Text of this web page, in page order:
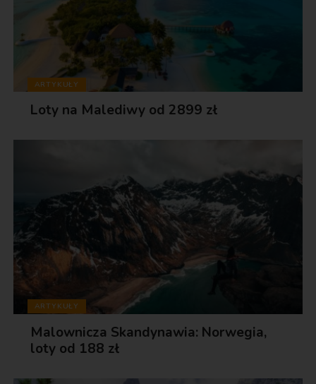
ARTYKUŁY
Loty na Malediwy od 2899 zł
ARTYKUŁY
Malownicza Skandynawia: Norwegia,
loty od 188 zł